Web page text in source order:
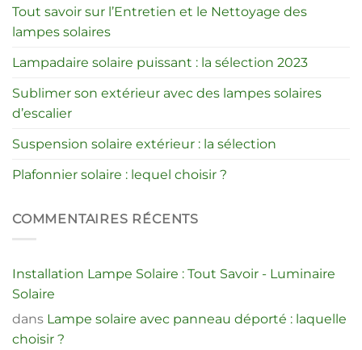
Tout savoir sur l’Entretien et le Nettoyage des
lampes solaires
Lampadaire solaire puissant : la sélection 2023
Sublimer son extérieur avec des lampes solaires
d’escalier
Suspension solaire extérieur : la sélection
Plafonnier solaire : lequel choisir ?
COMMENTAIRES RÉCENTS
Installation Lampe Solaire : Tout Savoir - Luminaire
Solaire
dans Lampe solaire avec panneau déporté : laquelle
choisir ?